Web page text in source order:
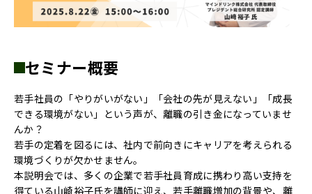
セミナー概要
若手社員の「やりがいがない」「会社の先が見えない」「成長
できる環境がない」という声が、離職の引き金になっていませ
んか？
若手の定着を図るには、社内で前向きにキャリアを考えられる
環境づくりが欠かせません。
本説明会では、多くの企業で若手社員育成に携わり高い支持を
得ている山崎裕子氏を講師に迎え、若手離職増加の背景や、離